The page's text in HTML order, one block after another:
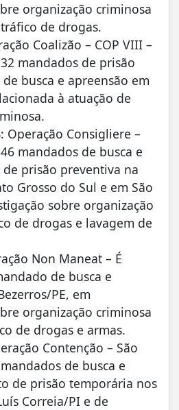
organização criminosa
de drogas.
Coalizão – COP VIII –
mandados de prisão
busca e apreensão em
à atuação de
Operação Consigliere –
mandados de busca e
prisão preventiva na
Grosso do Sul e em São
sobre organização
de drogas e lavagem de
Non Maneat – É
de busca e
PE, em
organização criminosa
de drogas e armas.
Contenção – São
de busca e
de prisão temporária nos
Correia/PI e de